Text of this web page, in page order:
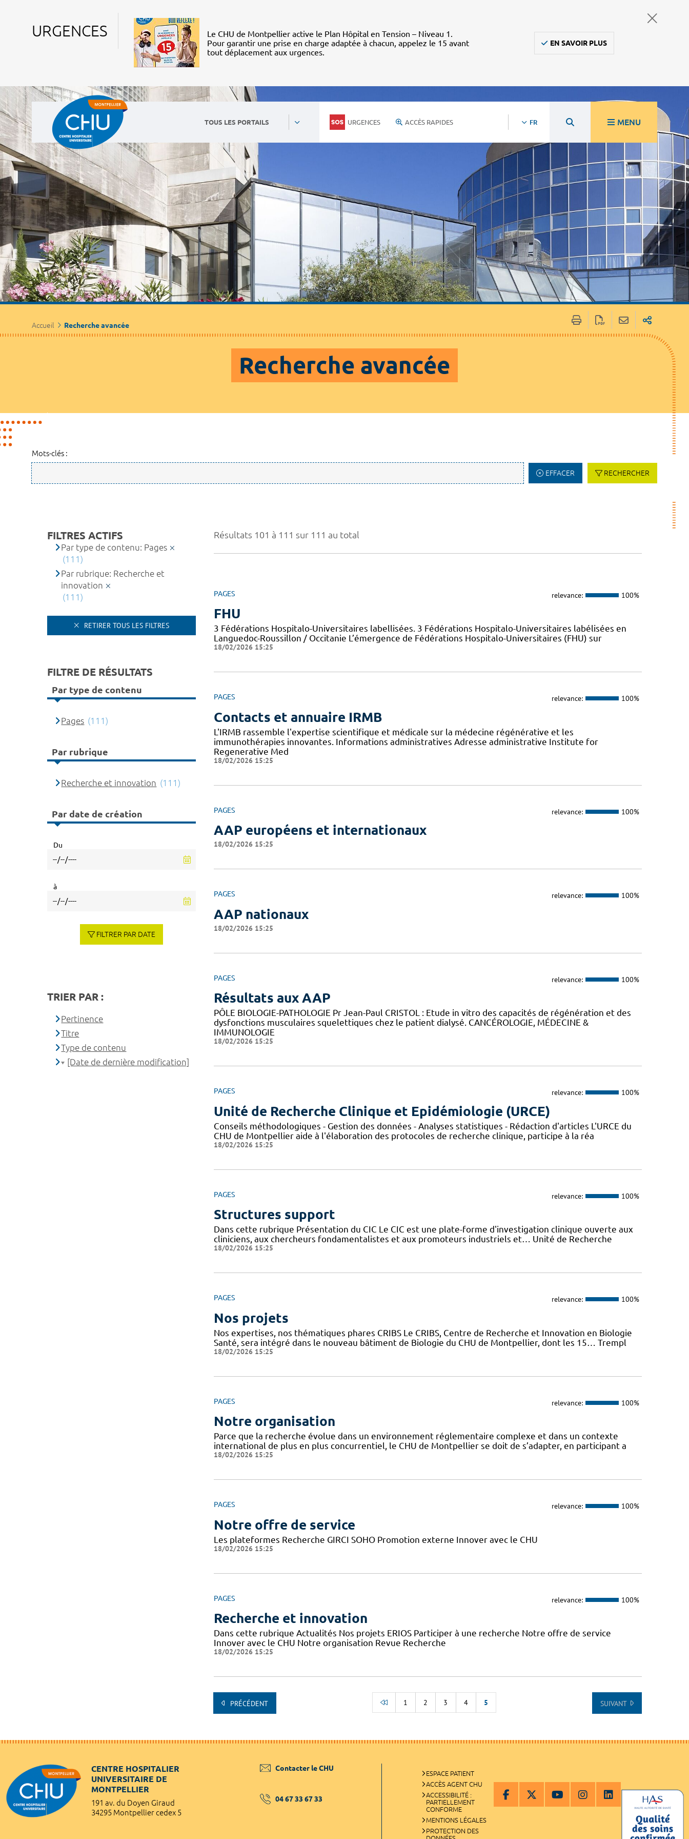
URGENCES
Le CHU de Montpellier active le Plan Hôpital en Tension – Niveau 1.
Pour garantir une prise en charge adaptée à chacun, appelez le 15 avant
tout déplacement aux urgences.
EN SAVOIR PLUS
TOUS LES PORTAILS URGENCES ACCÈS RAPIDES FR MENU
Accueil Recherche avancée
Recherche avancée
Mots-clés :
EFFACER RECHERCHER
Résultats 101 à 111 sur 111 au total
PAGES relevance: 100%
FHU
3 Fédérations Hospitalo-Universitaires labellisées. 3 Fédérations Hospitalo-Universitaires labélisées en
Languedoc-Roussillon / Occitanie L’émergence de Fédérations Hospitalo-Universitaires (FHU) sur
18/02/2026 15:25
PAGES relevance: 100%
Contacts et annuaire IRMB
L'IRMB rassemble l'expertise scientifique et médicale sur la médecine régénérative et les
immunothérapies innovantes. Informations administratives Adresse administrative Institute for
Regenerative Med
18/02/2026 15:25
PAGES relevance: 100%
AAP européens et internationaux
18/02/2026 15:25
PAGES relevance: 100%
AAP nationaux
18/02/2026 15:25
PAGES relevance: 100%
Résultats aux AAP
PÔLE BIOLOGIE-PATHOLOGIE Pr Jean-Paul CRISTOL : Etude in vitro des capacités de régénération et des
dysfonctions musculaires squelettiques chez le patient dialysé. CANCÉROLOGIE, MÉDECINE &
IMMUNOLOGIE
18/02/2026 15:25
PAGES relevance: 100%
Unité de Recherche Clinique et Epidémiologie (URCE)
Conseils méthodologiques - Gestion des données - Analyses statistiques - Rédaction d'articles L'URCE du
CHU de Montpellier aide à l'élaboration des protocoles de recherche clinique, participe à la réa
18/02/2026 15:25
PAGES relevance: 100%
Structures support
Dans cette rubrique Présentation du CIC Le CIC est une plate-forme d'investigation clinique ouverte aux
cliniciens, aux chercheurs fondamentalistes et aux promoteurs industriels et… Unité de Recherche
18/02/2026 15:25
PAGES relevance: 100%
Nos projets
Nos expertises, nos thématiques phares CRIBS Le CRIBS, Centre de Recherche et Innovation en Biologie
Santé, sera intégré dans le nouveau bâtiment de Biologie du CHU de Montpellier, dont les 15… Trempl
18/02/2026 15:25
PAGES relevance: 100%
Notre organisation
Parce que la recherche évolue dans un environnement réglementaire complexe et dans un contexte
international de plus en plus concurrentiel, le CHU de Montpellier se doit de s’adapter, en participant a
18/02/2026 15:25
PAGES relevance: 100%
Notre offre de service
Les plateformes Recherche GIRCI SOHO Promotion externe Innover avec le CHU
18/02/2026 15:25
PAGES relevance: 100%
Recherche et innovation
Dans cette rubrique Actualités Nos projets ERIOS Participer à une recherche Notre offre de service
Innover avec le CHU Notre organisation Revue Recherche
18/02/2026 15:25
PRÉCÉDENT 1 2 3 4 5 SUIVANT
FILTRES ACTIFS
Par type de contenu: Pages
(111)
Par rubrique: Recherche et
innovation
(111)
RETIRER TOUS LES FILTRES
FILTRE DE RÉSULTATS
Par type de contenu
Pages (111)
Par rubrique
Recherche et innovation (111)
Par date de création
Du
à
FILTRER PAR DATE
TRIER PAR :
Pertinence
Titre
Type de contenu
[Date de dernière modification]
CENTRE HOSPITALIER
UNIVERSITAIRE DE
MONTPELLIER
191 av. du Doyen Giraud
34295 Montpellier cedex 5
Contacter le CHU
04 67 33 67 33
ESPACE PATIENT
ACCÈS AGENT CHU
ACCESSIBILITÉ :
PARTIELLEMENT
CONFORME
MENTIONS LÉGALES
PROTECTION DES